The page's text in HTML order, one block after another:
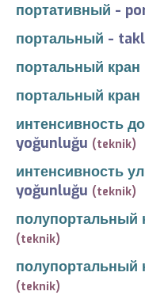
портативный -
портальный -
портальный кран
портальный кран
интенсивность
yoğunluğu (teknik)
интенсивность
yoğunluğu (teknik)
полупортальный
(teknik)
полупортальный
(teknik)